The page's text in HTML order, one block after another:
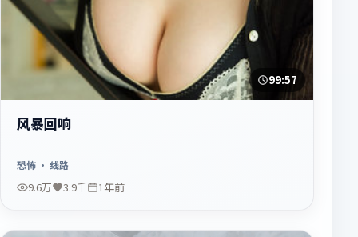
99:57
风暴回响
恐怖 · 线路
9.6万 3.9千 1年前